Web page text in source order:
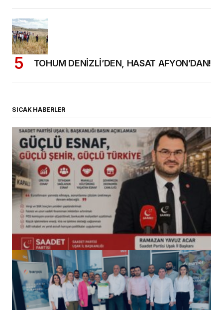
TOHUM DENİZLİ’DEN, HASAT AFYON’DAN!
SICAK HABERLER
(başlıksız)
Alaattin Karahan tarafından 14/07/2026